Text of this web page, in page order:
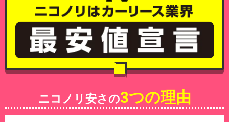
ニコノリ安さの3つの理由